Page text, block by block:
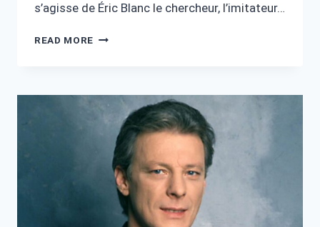
s’agisse de Éric Blanc le chercheur, l’imitateur…
READ MORE ERIC
CARRIÈRE,
VIE
ET
RICHESSE